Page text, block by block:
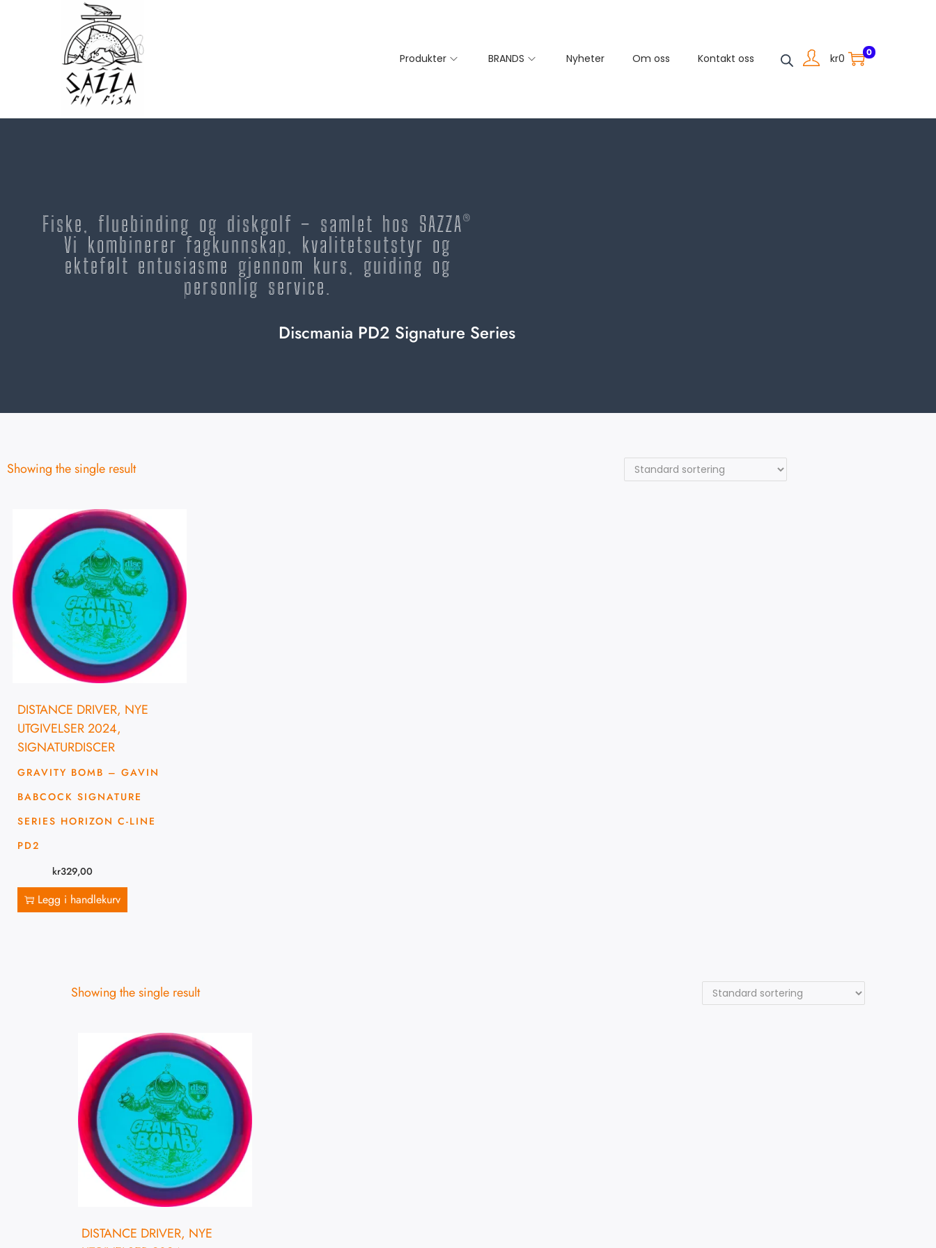
Produkter BRANDS Nyheter Om oss Kontakt oss kr0 0
Fiske, fluebinding og diskgolf – samlet hos SAZZA®
Vi kombinerer fagkunnskap, kvalitetsutstyr og
ektefølt entusiasme gjennom kurs, guiding og
personlig service.
Discmania PD2 Signature Series
Showing the single result
DISTANCE DRIVER, NYE
UTGIVELSER 2024,
SIGNATURDISCER
GRAVITY BOMB – GAVIN
BABCOCK SIGNATURE
SERIES HORIZON C-LINE
PD2
kr329,00
Legg i handlekurv
Showing the single result
DISTANCE DRIVER, NYE